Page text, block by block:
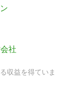
社
収益を得ていま